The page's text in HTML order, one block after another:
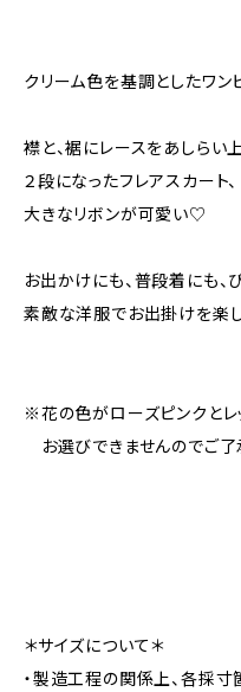
クリーム色を基調としたワン
襟と、裾にレースをあしらい
２段になったフレアスカート、
大きなリボンが可愛い♡
お出かけにも、普段着にも、
素敵な洋服でお出掛けを楽
※花の色がローズピンクとレ
お選びできませんのでご了
＊サイズについて＊
・製造工程の関係上、各採